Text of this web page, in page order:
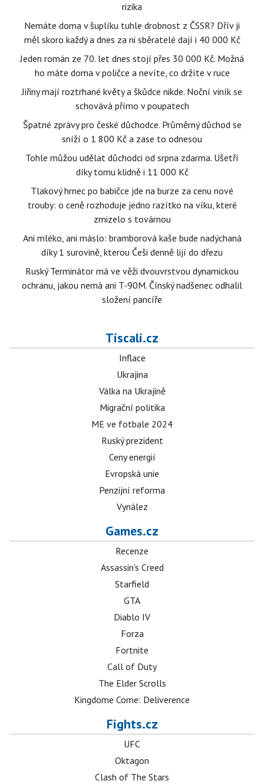
rizika
Nemáte doma v šuplíku tuhle drobnost z ČSSR? Dřív ji
měl skoro každý a dnes za ni sběratelé dají i 40 000 Kč
Jeden román ze 70. let dnes stojí přes 30 000 Kč. Možná
ho máte doma v poličce a nevíte, co držíte v ruce
Jiřiny mají roztrhané květy a škůdce nikde. Noční viník se
schovává přímo v poupatech
Špatné zprávy pro české důchodce. Průměrný důchod se
sníží o 1 800 Kč a zase to odnesou
Tohle můžou udělat důchodci od srpna zdarma. Ušetří
díky tomu klidně i 11 000 Kč
Tlakový hrnec po babičce jde na burze za cenu nové
trouby: o ceně rozhoduje jedno razítko na víku, které
zmizelo s továrnou
Ani mléko, ani máslo: bramborová kaše bude nadýchaná
díky 1 surovině, kterou Češi denně lijí do dřezu
Ruský Terminátor má ve věži dvouvrstvou dynamickou
ochranu, jakou nemá ani T-90M. Čínský nadšenec odhalil
složení pancíře
Tiscali.cz
Inflace
Ukrajina
Válka na Ukrajině
Migrační politika
ME ve fotbale 2024
Ruský prezident
Ceny energií
Evropská unie
Penzijní reforma
Vynález
Games.cz
Recenze
Assassin's Creed
Starfield
GTA
Diablo IV
Forza
Fortnite
Call of Duty
The Elder Scrolls
Kingdome Come: Deliverence
Fights.cz
UFC
Oktagon
Clash of The Stars